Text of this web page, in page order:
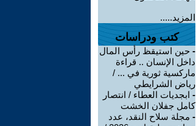
المزيد.....
كتب ودراسات
- حين استيقظ رأس المال
داخل الإنسان .. قراءة
ماركسية ثورية في ... /
رياض الشرايطي
- ابجديات العطاء / انتصار
كامل جفلان الخشت
- مجلة سلاح النقد، عدد